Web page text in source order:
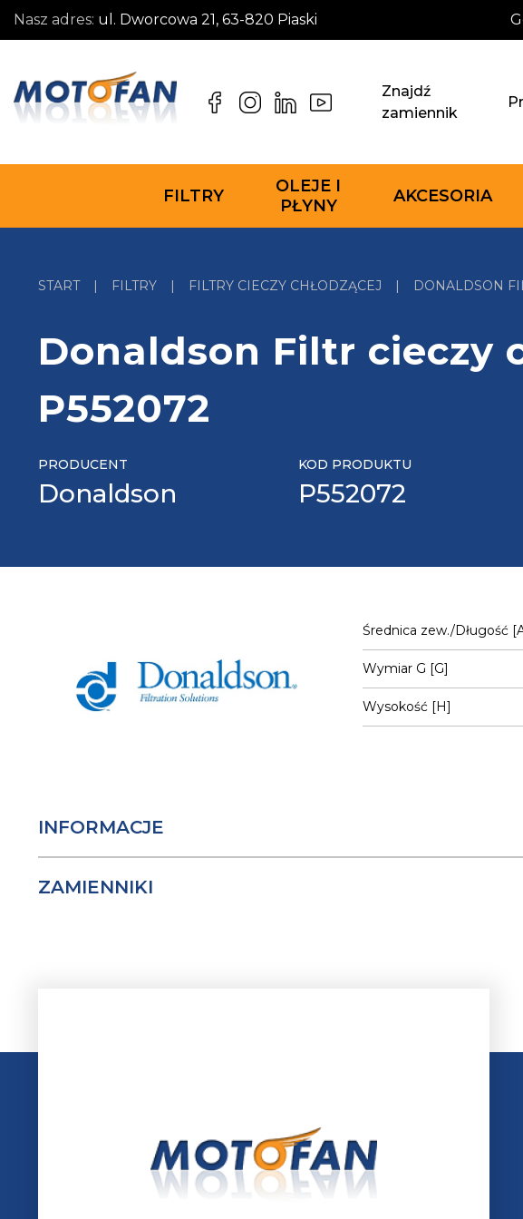
Nasz adres: ul. Dworcowa 21, 63-820 Piaski
Znajdź
zamiennik
FILTRY
OLEJE I
PŁYNY
AKCESORIA
START | FILTRY | FILTRY CIECZY CHŁODZĄCEJ | DONALDSON
Donaldson Filtr cieczy
P552072
PRODUCENT
Donaldson
KOD PRODUKTU
P552072
Średnica zew./Długość
Wymiar G [G]
Wysokość [H]
INFORMACJE
ZAMIENNIKI